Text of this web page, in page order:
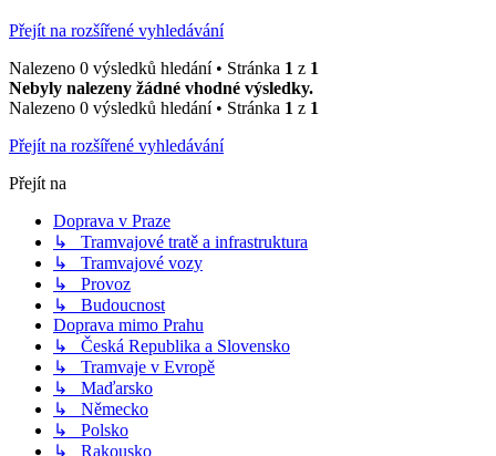
Přejít na rozšířené vyhledávání
Nalezeno 0 výsledků hledání • Stránka 1 z 1
Nebyly nalezeny žádné vhodné výsledky.
Nalezeno 0 výsledků hledání • Stránka 1 z 1
Přejít na rozšířené vyhledávání
Přejít na
Doprava v Praze
↳ Tramvajové tratě a infrastruktura
↳ Tramvajové vozy
↳ Provoz
↳ Budoucnost
Doprava mimo Prahu
↳ Česká Republika a Slovensko
↳ Tramvaje v Evropě
↳ Maďarsko
↳ Německo
↳ Polsko
↳ Rakousko